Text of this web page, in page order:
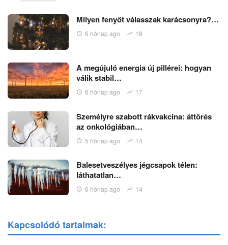
Milyen fenyőt válasszak karácsonyra?…
6 hónap ago 18
A megújuló energia új pillérei: hogyan
válik stabil…
6 hónap ago 17
Személyre szabott rákvakcina: áttörés
az onkológiában…
5 hónap ago 14
Balesetveszélyes jégcsapok télen:
láthatatlan…
6 hónap ago 14
Kapcsolódó tartalmak: